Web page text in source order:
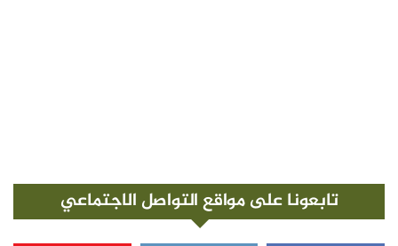
تابعونا على مواقع التواصل الاجتماعي